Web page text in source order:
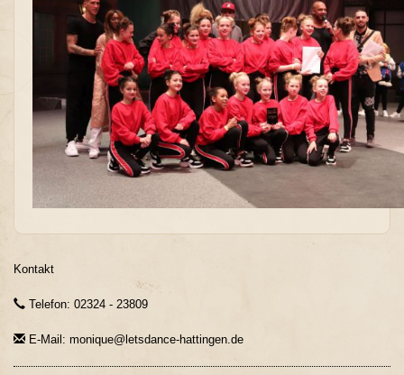
Kontakt
Telefon: 02324 - 23809
E-Mail: monique@letsdance-hattingen.de